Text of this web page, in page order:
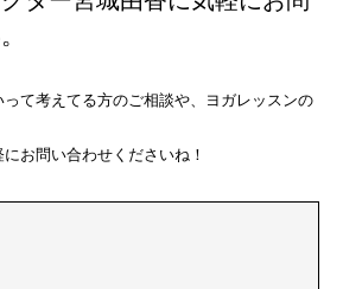
て考えてる方のご相談や、ヨガレッスンの
お問い合わせくださいね！